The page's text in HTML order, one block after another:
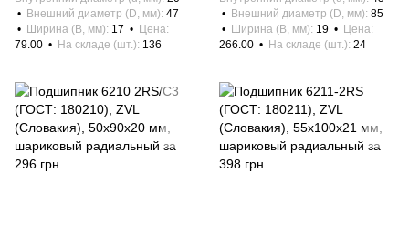
Внешний диаметр (D, мм) 47
Ширина (B, мм) 17
Цена
79.00
На складе (шт.) 136
Внешний диаметр (D, мм) 85
Ширина (B, мм) 19
Цена
266.00
На складе (шт.) 24